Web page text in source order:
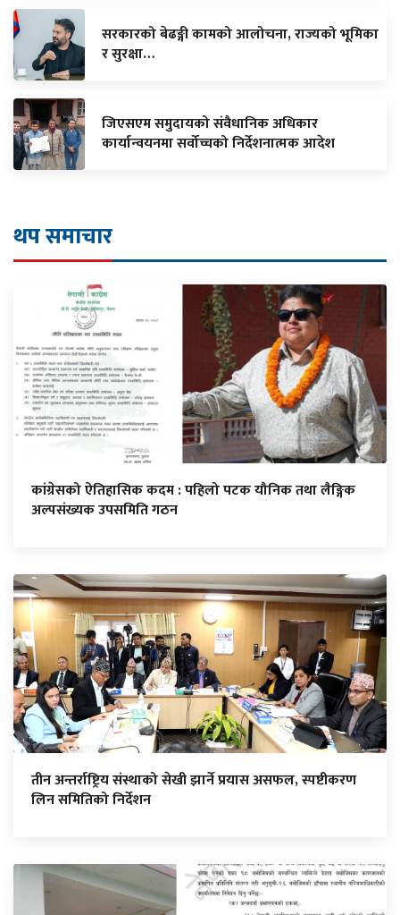
सरकारको बेढङ्गी कामको आलोचना, राज्यको भूमिका
र सुरक्षा…
जिएसएम समुदायको संवैधानिक अधिकार
कार्यान्वयनमा सर्वोच्चको निर्देशनात्मक आदेश
थप समाचार
कांग्रेसको ऐतिहासिक कदम : पहिलो पटक यौनिक तथा लैङ्गिक
अल्पसंख्यक उपसमिति गठन
तीन अन्तर्राष्ट्रिय संस्थाको सेखी झार्ने प्रयास असफल, स्पष्टीकरण
लिन समितिको निर्देशन